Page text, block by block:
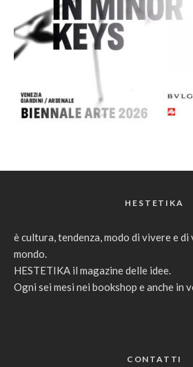
HESTETIKA
è cultura, tendenza, modo di vivere e di
mondo.
HESTETIKA il magazine delle idee.
Ogni sei mesi nei bookshop e anche in
CONTATTI